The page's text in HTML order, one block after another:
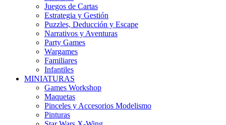
Juegos de Cartas
Estrategia y Gestión
Puzzles, Deducción y Escape
Narrativos y Aventuras
Party Games
Wargames
Familiares
Infantiles
MINIATURAS
Games Workshop
Maquetas
Pinceles y Accesorios Modelismo
Pinturas